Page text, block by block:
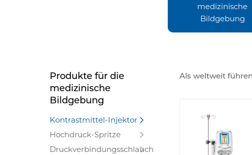
medizinische
Bildgebung
Produkte für die
medizinische
Bildgebung
Kontrastmittel-Injektor
Hochdruck-Spritze
Druckverbindungsschlauch
Als weltweit